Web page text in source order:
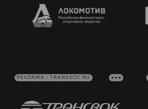
РЕКЛАМА • TRANSVOC.RU